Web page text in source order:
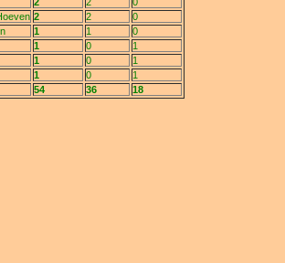
2 2
0
1 1
0
1 0
1
1 0
1
1 0
1
54 36 18